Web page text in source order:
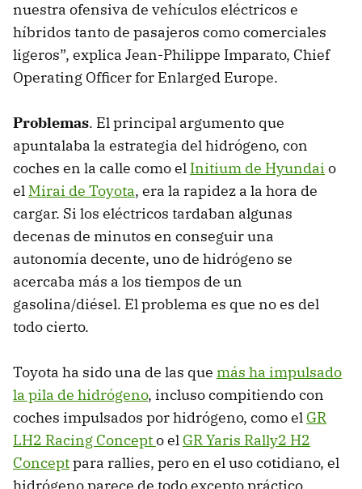
nuestra ofensiva de vehículos eléctricos e
híbridos tanto de pasajeros como comerciales
ligeros”, explica Jean-Philippe Imparato, Chief
Operating Officer for Enlarged Europe.
Problemas. El principal argumento que
apuntalaba la estrategia del hidrógeno, con
coches en la calle como el Initium de Hyundai o
el Mirai de Toyota, era la rapidez a la hora de
cargar. Si los eléctricos tardaban algunas
decenas de minutos en conseguir una
autonomía decente, uno de hidrógeno se
acercaba más a los tiempos de un
gasolina/diésel. El problema es que no es del
todo cierto.
Toyota ha sido una de las que más ha impulsado
la pila de hidrógeno, incluso compitiendo con
coches impulsados por hidrógeno, como el GR
LH2 Racing Concepto el GR Yaris Rally2 H2
Conceptpara rallies, pero en el uso cotidiano, el